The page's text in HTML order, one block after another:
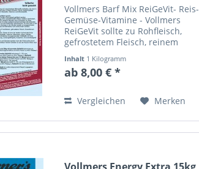
Vollmers Barf Mix ReiGeVit- Reis-
Gemüse-Vitamine - Vollmers
ReiGeVit sollte zu Rohfleisch,
gefrostetem Fleisch, reinem
gegeben werden. Vollmers
ReiGeVit ist eine Mischung aus:
Inhalt 1 Kilogramm
ab 8,00 € *
Vergleichen Merken